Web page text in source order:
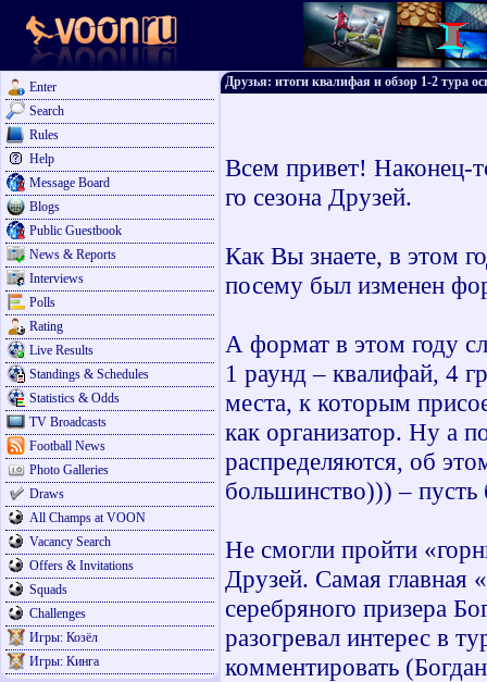
Enter
Search
Rules
Help
Message Board
Blogs
Public Guestbook
News & Reports
Interviews
Polls
Rating
Live Results
Standings & Schedules
Statistics & Odds
TV Broadcasts
Football News
Photo Galleries
Draws
All Champs at VOON
Vacancy Search
Offers & Invitations
Squads
Challenges
Игры: Козёл
Игры: Кинга
Друзья: итоги квалифая и обзор 1-2 тура
Всем привет! Наконец-
го сезона Друзей.
Как Вы знаете, в этом
посему был изменен
А формат в этом году
1 раунд – квалифай, 4
места, к которым
как организатор. Ну а
распределяются, об
большинство))) –
Не смогли пройти
Друзей. Самая главная
серебряного призера
разогревал интерес в
комментировать